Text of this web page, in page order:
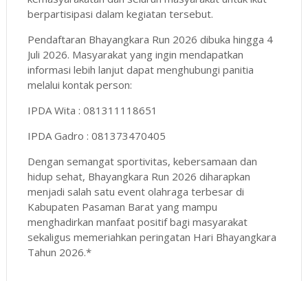
berpartisipasi dalam kegiatan tersebut.
Pendaftaran Bhayangkara Run 2026 dibuka hingga 4
Juli 2026. Masyarakat yang ingin mendapatkan
informasi lebih lanjut dapat menghubungi panitia
melalui kontak person:
IPDA Wita : 081311118651
IPDA Gadro : 081373470405
Dengan semangat sportivitas, kebersamaan dan
hidup sehat, Bhayangkara Run 2026 diharapkan
menjadi salah satu event olahraga terbesar di
Kabupaten Pasaman Barat yang mampu
menghadirkan manfaat positif bagi masyarakat
sekaligus memeriahkan peringatan Hari Bhayangkara
Tahun 2026.*